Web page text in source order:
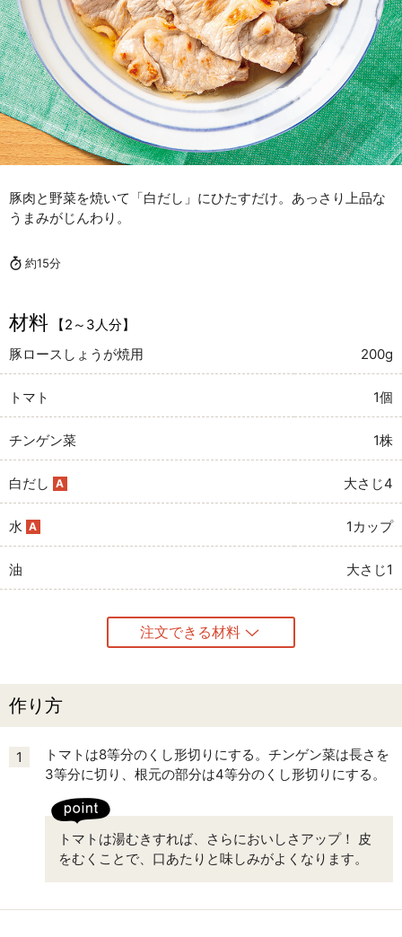
豚肉と野菜を焼いて「白だし」にひたすだけ。あっさり上品な
うまみがじんわり。
約15分
材料
【2～3人分】
豚ロースしょうが焼用
200g
トマト 1個
チンゲン菜 1株
白だし A 大さじ4
水 A 1カップ
油 大さじ1
注文できる材料
作り方
1
トマトは8等分のくし形切りにする。チンゲン菜は長さを
3等分に切り、根元の部分は4等分のくし形切りにする。
トマトは湯むきすれば、さらにおいしさアップ！ 皮
をむくことで、口あたりと味しみがよくなります。